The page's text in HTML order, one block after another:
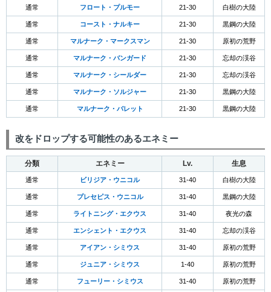
通常 フロート・プルモー 21-30 白樹の大陸
通常 コースト・ナルキー 21-30 黒鋼の大陸
通常 マルナーク・マークスマン 21-30 原初の荒野
通常 マルナーク・バンガード 21-30 忘却の渓谷
通常 マルナーク・シールダー 21-30 忘却の渓谷
通常 マルナーク・ソルジャー 21-30 黒鋼の大陸
通常 マルナーク・バレット 21-30 黒鋼の大陸
改をドロップする可能性のあるエネミー
分類 エネミー Lv. 生息
通常 ビリジア・ウニコル 31-40 白樹の大陸
通常 プレセピス・ウニコル 31-40 黒鋼の大陸
通常 ライトニング・エクウス 31-40 夜光の森
通常 エンシェント・エクウス 31-40 忘却の渓谷
通常 アイアン・シミウス 31-40 原初の荒野
通常 ジュニア・シミウス 1-40 原初の荒野
通常 フューリー・シミウス 31-40 原初の荒野